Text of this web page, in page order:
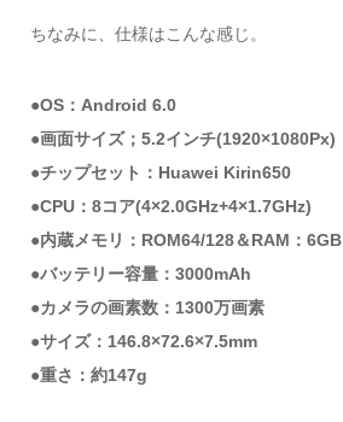
ちなみに、仕様はこんな感じ。
●OS：Android 6.0
●画面サイズ；5.2インチ(1920×1080Px)
●チップセット：Huawei Kirin650
●CPU：8コア(4×2.0GHz+4×1.7GHz)
●内蔵メモリ：ROM64/128＆RAM：6GB
●バッテリー容量：3000mAh
●カメラの画素数：1300万画素
●サイズ：146.8×72.6×7.5mm
●重さ：約147g